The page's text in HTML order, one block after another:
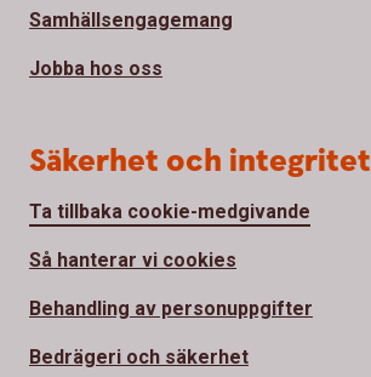
Samhällsengagemang
Jobba hos oss
Säkerhet och integritet
Ta tillbaka cookie-medgivande
Så hanterar vi cookies
Behandling av personuppgifter
Bedrägeri och säkerhet